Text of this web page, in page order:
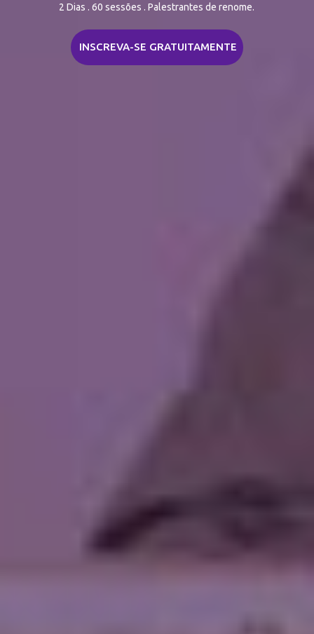
2 Dias . 60 sessões . Palestrantes de renome.
INSCREVA-SE GRATUITAMENTE